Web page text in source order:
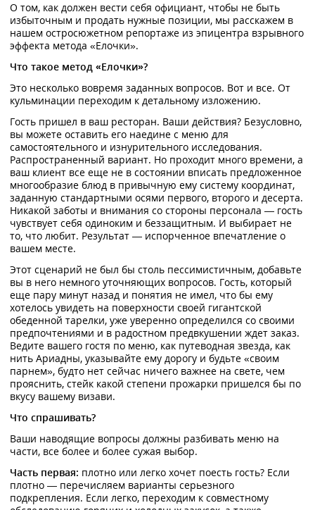
О том, как должен вести себя официант, чтобы не быть
избыточным и продать нужные позиции, мы расскажем в
нашем остросюжетном репортаже из эпицентра взрывного
эффекта метода «Елочки».
Что такое метод «Елочки»?
Это несколько вовремя заданных вопросов. Вот и все. От
кульминации переходим к детальному изложению.
Гость пришел в ваш ресторан. Ваши действия? Безусловно,
вы можете оставить его наедине с меню для
самостоятельного и изнурительного исследования.
Распространенный вариант. Но проходит много времени, а
ваш клиент все еще не в состоянии вписать предложенное
многообразие блюд в привычную ему систему координат,
заданную стандартными осями первого, второго и десерта.
Никакой заботы и внимания со стороны персонала — гость
чувствует себя одиноким и беззащитным. И выбирает не
то, что любит. Результат — испорченное впечатление о
вашем месте.
Этот сценарий не был бы столь пессимистичным, добавьте
вы в него немного уточняющих вопросов. Гость, который
еще пару минут назад и понятия не имел, что бы ему
хотелось увидеть на поверхности своей гигантской
обеденной тарелки, уже уверенно определился со своими
предпочтениями и в радостном предвкушении ждет заказ.
Ведите вашего гостя по меню, как путеводная звезда, как
нить Ариадны, указывайте ему дорогу и будьте «своим
парнем», будто нет сейчас ничего важнее на свете, чем
прояснить, стейк какой степени прожарки пришелся бы по
вкусу вашему визави.
Что спрашивать?
Ваши наводящие вопросы должны разбивать меню на
части, все более и более сужая выбор.
Часть первая: плотно или легко хочет поесть гость? Если
плотно — перечисляем варианты серьезного
подкрепления. Если легко, переходим к совместному